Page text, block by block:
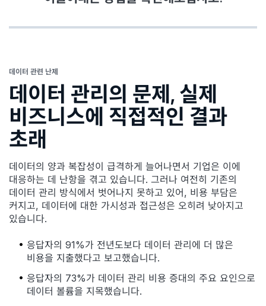
데이터 관련 난제
데이터 관리의 문제, 실제
비즈니스에 직접적인 결과
초래
데이터의 양과 복잡성이 급격하게 늘어나면서 기업은 이에
대응하는 데 난항을 겪고 있습니다. 그러나 여전히 기존의
데이터 관리 방식에서 벗어나지 못하고 있어, 비용 부담은
커지고, 데이터에 대한 가시성과 접근성은 오히려 낮아지고
있습니다.
응답자의 91%가 전년도보다 데이터 관리에 더 많은
비용을 지출했다고 보고했습니다.
응답자의 73%가 데이터 관리 비용 증대의 주요 요인으로
데이터 볼륨을 지목했습니다.